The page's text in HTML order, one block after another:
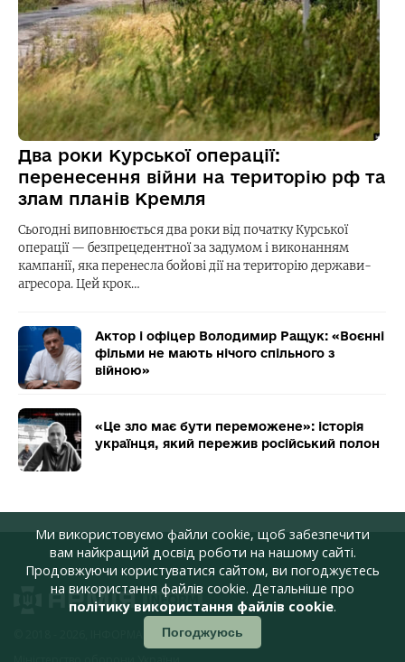
Два роки Курської операції:
перенесення війни на територію рф та
злам планів Кремля
Сьогодні виповнюється два роки від початку Курської
операції — безпрецедентної за задумом і виконанням
кампанії, яка перенесла бойові дії на територію держави-
агресора. Цей крок…
Актор і офіцер Володимир Ращук: «Воєнні
фільми не мають нічого спільного з
війною»
«Це зло має бути переможене»: історія
українця, який пережив російський полон
© 2018 - 2026, ІНФОРМАЦІЙНЕ АГЕНТСТВО,
Ми використовуємо файли cookie, щоб забезпечити
вам найкращий досвід роботи на нашому сайті.
Продовжуючи користуватися сайтом, ви погоджуєтесь
на використання файлів cookie. Детальніше про
політику використання файлів cookie.
Погоджуюсь